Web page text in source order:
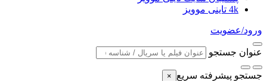
4k تاینی موویز
ورود/عضویت
عنوان جستجو
جستجو پیشرفته سریع ×